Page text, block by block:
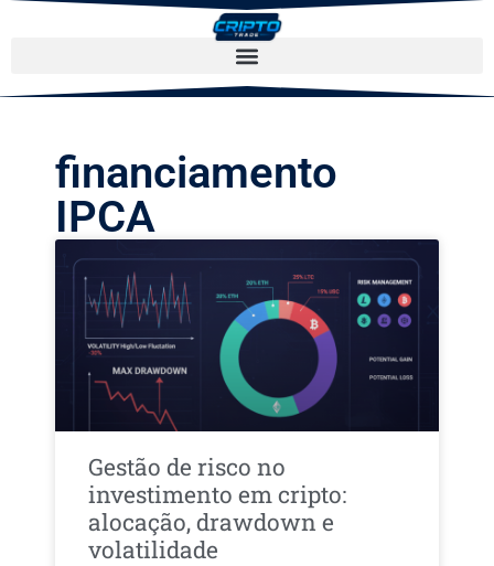
financiamento
IPCA
Gestão de risco no
investimento em cripto:
alocação, drawdown e
volatilidade